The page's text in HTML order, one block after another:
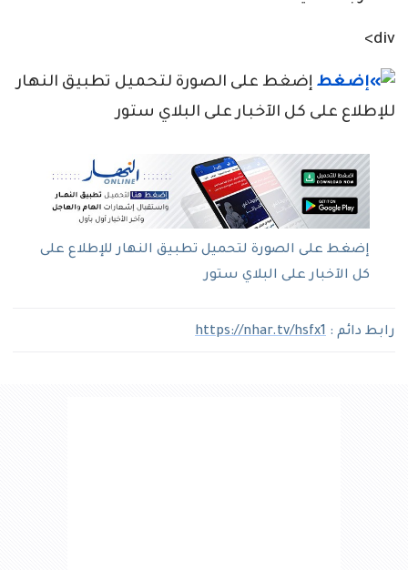
div>
إضغط على الصورة لتحميل تطبيق النهار
للإطلاع على كل الآخبار على البلاي ستور
إضغط على الصورة لتحميل تطبيق النهار للإطلاع على
كل الآخبار على البلاي ستور
رابط دائم : https://nhar.tv/hsfx1